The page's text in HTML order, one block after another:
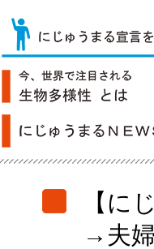
【に
→夫